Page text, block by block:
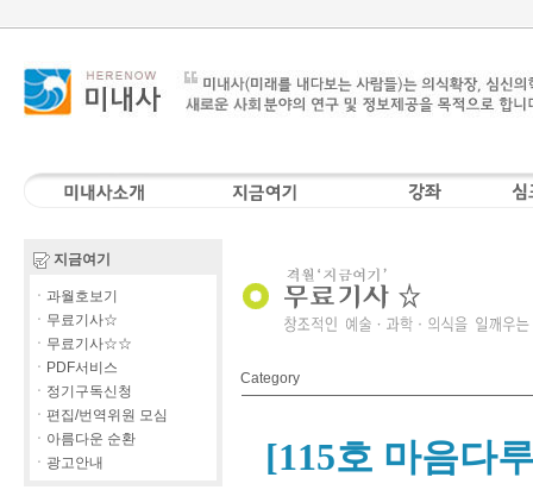
지금여기
ㆍ과월호보기
ㆍ무료기사☆
ㆍ무료기사☆☆
ㆍPDF서비스
ㆍ정기구독신청
ㆍ편집/번역위원 모심
ㆍ아름다운 순환
ㆍ광고안내
Category
[115호 마음다